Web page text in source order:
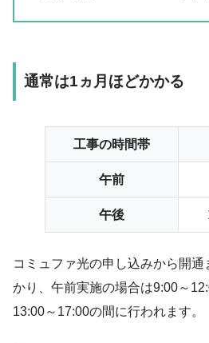
通常は1ヵ月ほどかかる
工事の時間帯
午前
午後
コミュファ光の申し込みから開
かり、午前実施の場合は9:00～
13:00～17:00の間に行われます。